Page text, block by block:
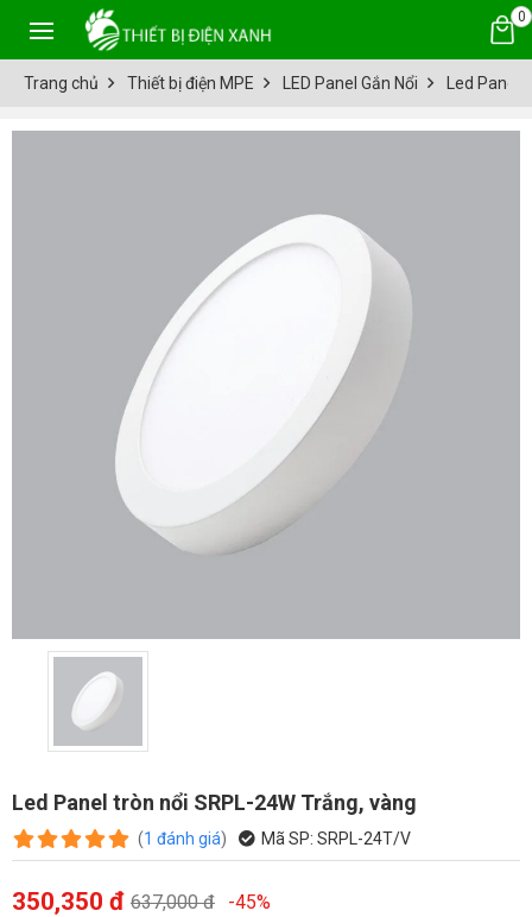
0
Trang chủ Thiết bị điện MPE LED Panel Gắn Nổi Led Panel
Led Panel tròn nổi SRPL-24W Trắng, vàng
(1 đánh giá) Mã SP: SRPL-24T/V
350,350 đ 637,000 đ -45%